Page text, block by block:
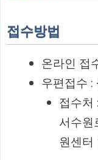
접수방법
온라인 접
우편접수 :
접수처
서수원
원센터